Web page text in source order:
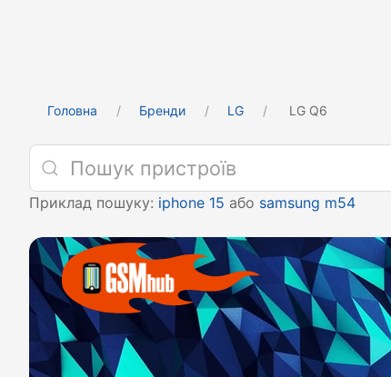
Головна Бренди LG LG Q6
Приклад пошуку: iphone 15 або samsung m54